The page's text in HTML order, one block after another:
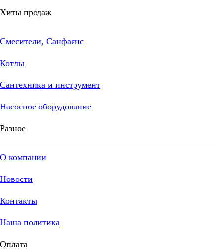
Хиты продаж
Смесители, Санфаянс
Котлы
Сантехника и инструмент
Насосное оборудование
Разное
О компании
Новости
Контакты
Наша политика
Оплата